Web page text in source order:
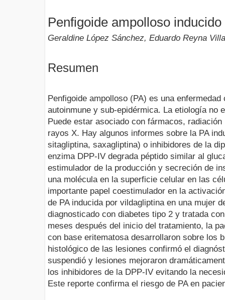
Penfigoide ampolloso
Geraldine López Sánchez, Eduardo Reyna
Resumen
Penfigoide ampolloso (PA) es una
autoinmune y sub-epidérmica. La etiología no
Puede estar asociado con fármacos,
rayos X. Hay algunos informes sobre la PA
sitagliptina, saxagliptina) o inhibidores de la
enzima DPP-IV degrada péptido similar al
estimulador de la producción y secreción de
una molécula en la superficie celular en las
importante papel coestimulador en la
de PA inducida por vildagliptina en una mujer
diagnosticado con diabetes tipo 2 y tratada
meses después del inicio del tratamiento, la
con base eritematosa desarrollaron sobre los
histológico de las lesiones confirmó el
suspendió y lesiones mejoraron
los inhibidores de la DPP-IV evitando la
Este reporte confirma el riesgo de PA en